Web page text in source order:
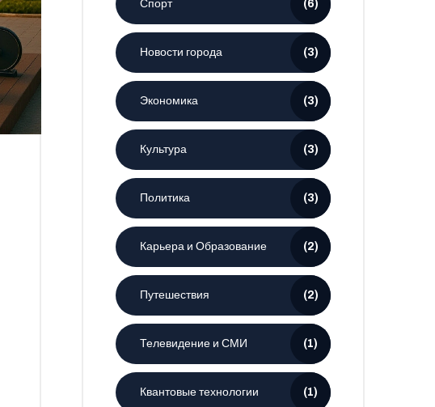
Спорт (6)
Новости города (3)
Экономика (3)
Культура (3)
Политика (3)
Карьера и Образование (2)
Путешествия (2)
Телевидение и СМИ (1)
Квантовые технологии (1)